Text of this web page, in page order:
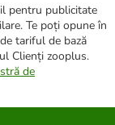
pentru publicitate
Te poți opune în
tariful de bază
Clienți zooplus.
de